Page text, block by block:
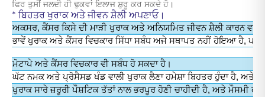
ਫਿਰ ਤੁਸੀਂ ਜਲਦੀ ਹੀ ਢੁਕਵਾਂ ਇਲਾਜ ਸ਼ੁਰੂ ਕਰ ਸਕਦੇ ਹੋ।
* ਬਿਹਤਰ ਖੁਰਾਕ ਅਤੇ ਜੀਵਨ ਸ਼ੈਲੀ ਅਪਣਾਓ।
ਅਕਸਰ, ਕੈਂਸਰ ਕਿਸੇ ਦੀ ਮਾੜੀ ਖੁਰਾਕ ਅਤੇ ਅਨਿਯਮਿਤ ਜੀਵਨ ਸ਼ੈਲੀ ਕਾਰਨ ਵਧ
ਭਾਵੇਂ ਖੁਰਾਕ ਅਤੇ ਕੈਂਸਰ ਵਿਚਕਾਰ ਸਿੱਧਾ ਸਬੰਧ ਅਜੇ ਸਥਾਪਤ ਨਹੀਂ ਹੋਇਆ ਹੈ, ਪਰ
ਮੋਟਾਪੇ ਅਤੇ ਕੈਂਸਰ ਵਿਚਕਾਰ ਵੀ ਸਬੰਧ ਹੋ ਸਕਦਾ ਹੈ।
ਘੱਟ ਨਮਕ ਅਤੇ ਪ੍ਰੋਸੈਸਡ ਖੰਡ ਵਾਲੀ ਖੁਰਾਕ ਲੈਣਾ ਹਮੇਸ਼ਾ ਬਿਹਤਰ ਹੁੰਦਾ ਹੈ, ਅਤੇ
ਖੁਰਾਕ ਸਾਰੇ ਜ਼ਰੂਰੀ ਪੌਸ਼ਟਿਕ ਤੱਤਾਂ ਨਾਲ ਭਰਪੂਰ ਹੋਣੀ ਚਾਹੀਦੀ ਹੈ, ਅਤੇ ਮੌਸਮੀ